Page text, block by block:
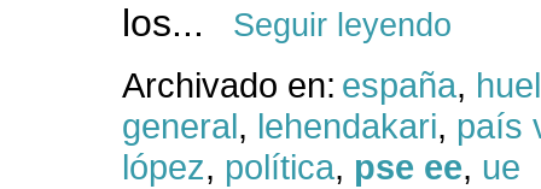
los...
Seguir leyendo
Archivado en: españa,
general, lehendakari, país
lópez, política, pse ee, ue